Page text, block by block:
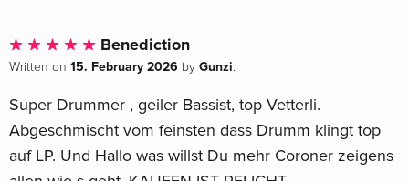
Benediction
Written on 15. February 2026 by Gunzi.
Super Drummer , geiler Bassist, top Vetterli.
Abgeschmischt vom feinsten dass Drumm klingt top
auf LP. Und Hallo was willst Du mehr Coroner zeigens